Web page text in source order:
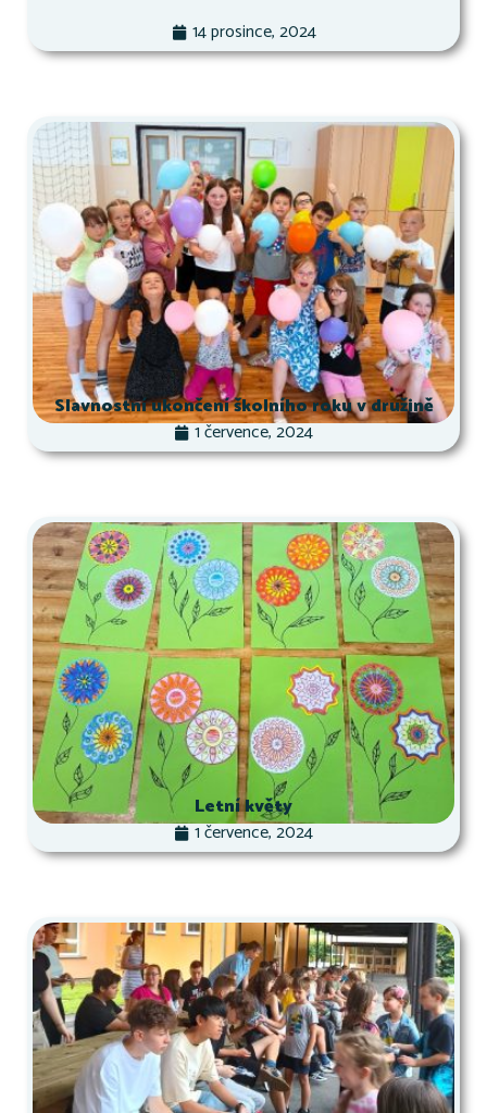
14 prosince, 2024
Slavnostní ukončení školního roku v družině
1 července, 2024
Letní květy
1 července, 2024